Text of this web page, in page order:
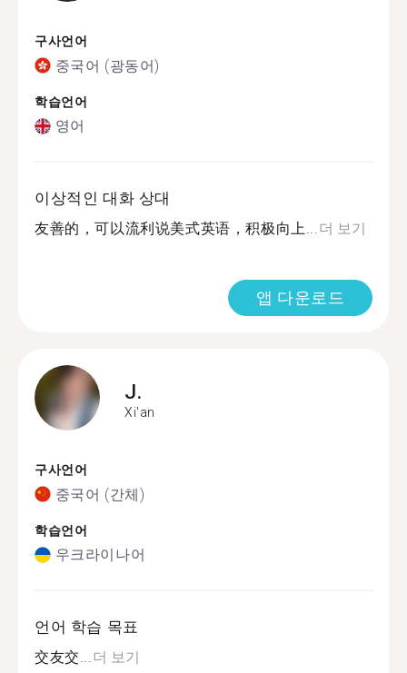
구사언어
중국어 (광동어)
학습언어
영어
이상적인 대화 상대
友善的，可以流利说美式英语，积极向上...더 보기
앱 다운로드
J.
Xi'an
구사언어
중국어 (간체)
학습언어
우크라이나어
언어 학습 목표
交友交...더 보기